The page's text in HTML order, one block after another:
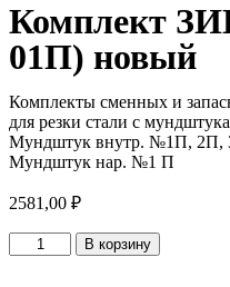
Комплект
01П) новый
Комплекты сменных и
для резки стали с
Мундштук внутр. №1П, 2П,
Мундштук нар. №1 П
2581,00 ₽
Количество
товара
В корзину